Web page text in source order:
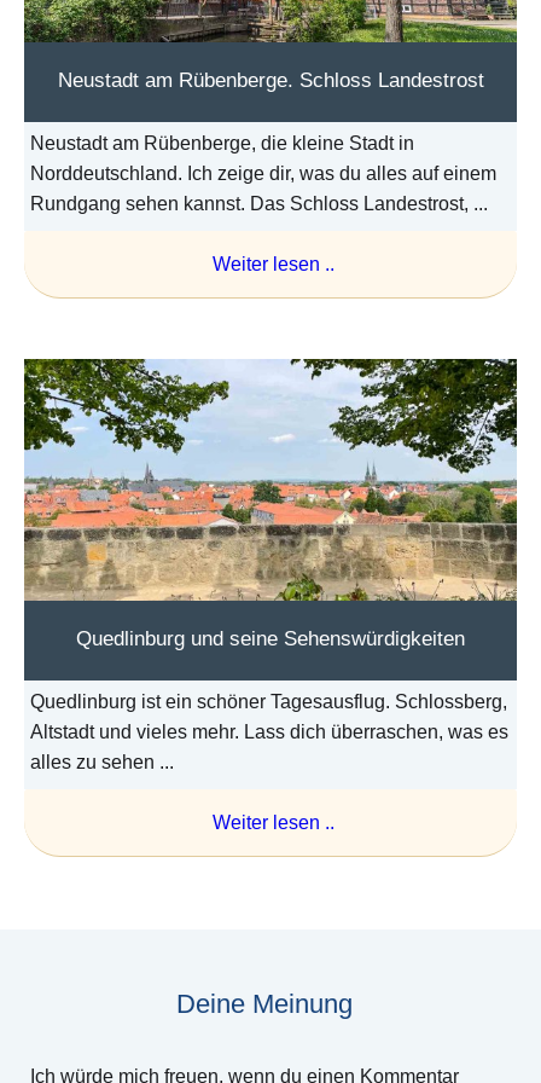
Neustadt am Rübenberge. Schloss Landestrost
Neustadt am Rübenberge, die kleine Stadt in
Norddeutschland. Ich zeige dir, was du alles auf einem
Rundgang sehen kannst. Das Schloss Landestrost, ...
Weiter lesen ..
Quedlinburg und seine Sehenswürdigkeiten
Quedlinburg ist ein schöner Tagesausflug. Schlossberg,
Altstadt und vieles mehr. Lass dich überraschen, was es
alles zu sehen ...
Weiter lesen ..
Deine Meinung
Ich würde mich freuen, wenn du einen Kommentar